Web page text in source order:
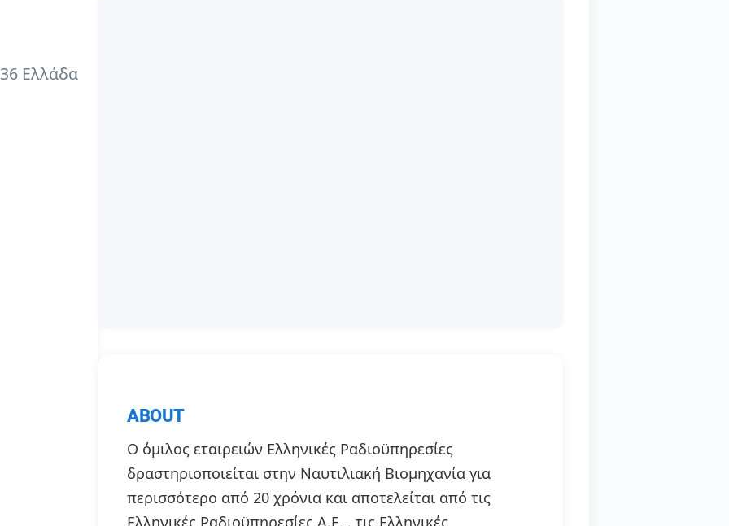
Ελλάδα
ABOUT
Ο όμιλος εταιρειών Ελληνικές Ραδιοϋπηρεσίες
δραστηριοποιείται στην Ναυτιλιακή Βιομηχανία για
περισσότερο από 20 χρόνια και αποτελείται από τις
Ελληνικές Ραδιοϋπηρεσίες Α.Ε. , τις Ελληνικές